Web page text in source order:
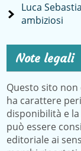
Luca
ambiziosi
Note legali
Questo sito
ha carattere
disponibilità e
può essere
editoriale ai